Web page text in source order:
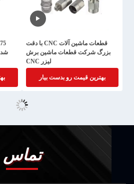
قطعات ماشین آلات CNC با دقت
بزرگ شرکت قطعات ماشین برش
لیزر CNC
بهترین قیمت رو بدست بیار
تماس